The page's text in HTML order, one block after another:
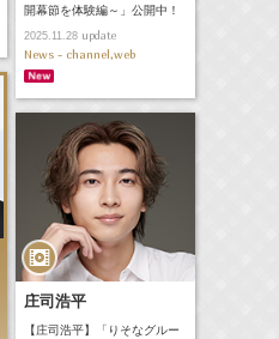
開幕節を体験編～」公開中！
2025.11.28update
News - channel,web
庄司浩平
【庄司浩平】「りそなグルー